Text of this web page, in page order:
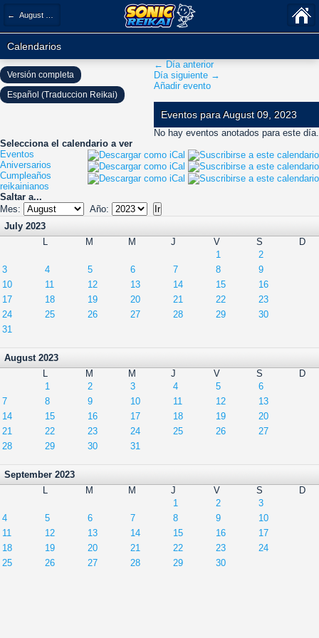
← August 2023
Calendarios
← Día anterior
Día siguiente →
Añadir evento
Eventos para August 09, 2023
No hay eventos anotados para este día.
Selecciona el calendario a ver
Eventos
Aniversarios
Cumpleaños
reikainianos
Saltar a...
Mes:
Año:
July 2023
L
M M J V S
D
1
2
3
4 5 6 7 8
9
10
11 12 13 14 15
16
17
18 19 20 21 22
23
24
25 26 27 28 29
30
31
August 2023
L
M M J V S
D
1
2 3 4 5
6
7
8 9 10 11 12
13
14
15 16 17 18 19
20
21
22 23 24 25 26
27
28
29 30 31
September 2023
L
M M J V S
D
1
2
3
4
5 6 7 8 9
10
11
12 13 14 15 16
17
18
19 20 21 22 23
24
25
26 27 28 29 30
Versión completa
Español (Traduccion Reikai)